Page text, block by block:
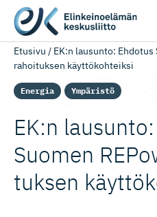
Etusivu / EK:n lausunto: Ehdotus
rahoituksen käyttökohteiksi
Energia Ympäristö
EK:n
Suomen
tuksen